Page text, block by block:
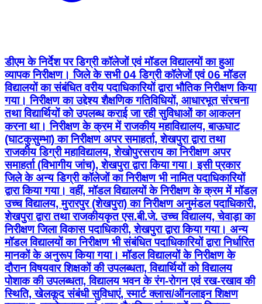
डीएम के निर्देश पर डिग्री कॉलेजों एवं मॉडल विद्यालयों का हुआ
व्यापक निरीक्षण। जिले के सभी 04 डिग्री कॉलेजों एवं 06 मॉडल
विद्यालयों का संबंधित वरीय पदाधिकारियों द्वारा भौतिक निरीक्षण किया
गया। निरीक्षण का उद्देश्य शैक्षणिक गतिविधियों, आधारभूत संरचना
तथा विद्यार्थियों को उपलब्ध कराई जा रही सुविधाओं का आकलन
करना था। निरीक्षण के क्रम में राजकीय महाविद्यालय, बाऊघाट
(घाटकुसुम्भा) का निरीक्षण अपर समाहर्ता, शेखपुरा द्वारा तथा
राजकीय डिग्री महाविद्यालय, शेखोपुरसराय का निरीक्षण अपर
समाहर्ता (विभागीय जांच), शेखपुरा द्वारा किया गया। इसी प्रकार
जिले के अन्य डिग्री कॉलेजों का निरीक्षण भी नामित पदाधिकारियों
द्वारा किया गया। वहीं, मॉडल विद्यालयों के निरीक्षण के क्रम में मॉडल
उच्च विद्यालय, मुरारपुर (शेखपुरा) का निरीक्षण अनुमंडल पदाधिकारी,
शेखपुरा द्वारा तथा राजकीयकृत एस.बी.जे. उच्च विद्यालय, चेवाड़ा का
निरीक्षण जिला विकास पदाधिकारी, शेखपुरा द्वारा किया गया। अन्य
मॉडल विद्यालयों का निरीक्षण भी संबंधित पदाधिकारियों द्वारा निर्धारित
मानकों के अनुरूप किया गया। मॉडल विद्यालयों के निरीक्षण के
दौरान विषयवार शिक्षकों की उपलब्धता, विद्यार्थियों को विद्यालय
पोशाक की उपलब्धता, विद्यालय भवन के रंग-रोगन एवं रख-रखाव की
स्थिति, खेलकूद संबंधी सुविधाएं, स्मार्ट क्लास/ऑनलाइन शिक्षण